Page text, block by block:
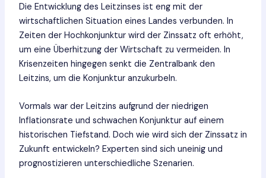
Die Entwicklung des Leitzinses ist eng mit der
wirtschaftlichen Situation eines Landes verbunden. In
Zeiten der Hochkonjunktur wird der Zinssatz oft erhöht,
um eine Überhitzung der Wirtschaft zu vermeiden. In
Krisenzeiten hingegen senkt die Zentralbank den
Leitzins, um die Konjunktur anzukurbeln.
Vormals war der Leitzins aufgrund der niedrigen
Inflationsrate und schwachen Konjunktur auf einem
historischen Tiefstand. Doch wie wird sich der Zinssatz in
Zukunft entwickeln? Experten sind sich uneinig und
prognostizieren unterschiedliche Szenarien.